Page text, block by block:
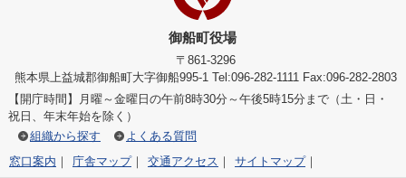
御船町役場
〒861-3296
熊本県上益城郡御船町大字御船995-1 Tel:096-282-1111 Fax:096-282-2803
【開庁時間】月曜～金曜日の午前8時30分～午後5時15分まで（土・日・
祝日、年末年始を除く）
組織から探す
よくある質問
窓口案内 ｜ 庁舎マップ｜ 交通アクセス ｜ サイトマップ｜